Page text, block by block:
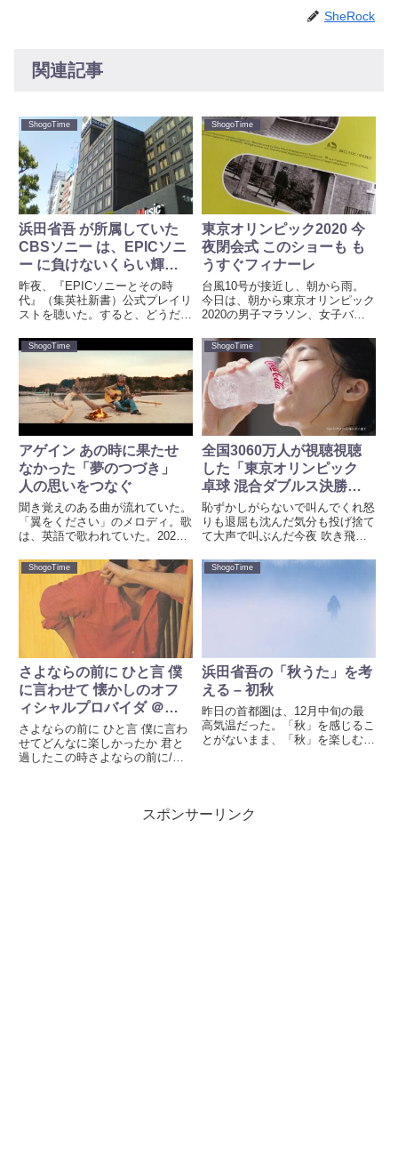
SheRock
関連記事
ShogoTime
浜田省吾 が所属していた
CBSソニー は、EPICソニ
ー に負けないくらい輝い
ていた
昨夜、『EPICソニーとその時
代』（集英社新書）公式プレイリ
ストを聴いた。すると、どうだ。
オで、カセットで聞いた曲が次か
ら次へと再生されていった。時空
を超えて、あの頃聴いた曲を も
う一度聴いているのだ。とても
不...
ShogoTime
東京オリンピック2020 今
夜閉会式 このショーも も
うすぐフィナーレ
台風10号が接近し、朝から雨。
今日は、朝から東京オリンピック
2020の男子マラソン、女子バス
そんな方も多かったのでないだろ
うか。わたしも、その一人。東京
オリンピック2020が始まるまで
は、そんなにテレビ観戦する...
ShogoTime
アゲイン あの時に果たせ
なかった「夢のつづき」
人の思いをつなぐ
聞き覚えのある曲が流れていた。
「翼をください」のメロディ。歌
は、英語で歌われていた。2021
会式での出来事。紙飛行機のよう
な鳩が、空中を舞っている時のこ
とだった。東京オリンピックで
「翼をください」が流れるとは...
ShogoTime
全国3060万人が視聴視聴
した「東京オリンピック
卓球 混合ダブルス決勝」
金メダルを獲得 綾瀬はる
かさんとコークで この夜
に乾杯した
恥ずかしがらないで叫んでくれ怒
りも退屈も沈んだ気分も投げ捨て
て大声で叫ぶんだ今夜 吹き飛ば
なフレーズがある浜田省吾の「こ
く、昨夜はテレビを見ながら、大
声で叫び、両手突き上げて...
ShogoTime
さよならの前に ひと言 僕
に言わせて 懐かしのオフ
ィシャルプロバイダ ＠
Shogo.com
さよならの前に ひと言 僕に言わ
せてどんなに楽しかったか 君と
過したこの時さよならの前に/浜
お別れするかって？そんなの決ま
ShogoTime
浜田省吾の「秋うた」を考
える – 初秋
昨日の首都圏は、12月中旬の最
高気温だった。「秋」を感じるこ
とがないまま、「秋」を楽しむこ
知り、ちょっと安心したり。日
本...
スポンサーリンク